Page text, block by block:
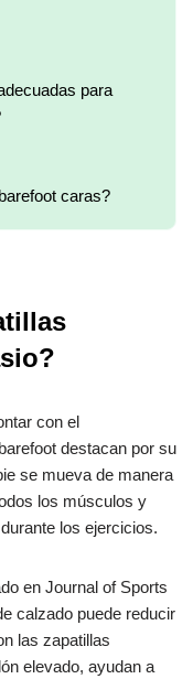
para
caras?
con el
destacan por su
se mueva de manera
los músculos y
los ejercicios.
en Journal of Sports
calzado puede reducir
las zapatillas
elevado, ayudan a